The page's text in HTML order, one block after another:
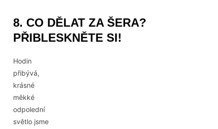
8. CO DĚLAT ZA ŠERA?
PŘIBLESKNĚTE SI!
Hodin
přibývá,
krásné
měkké
odpolední
světlo jsme